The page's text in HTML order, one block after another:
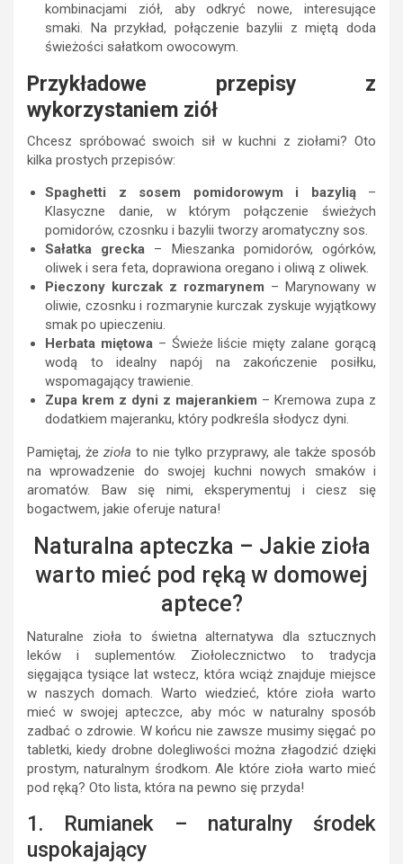
kombinacjami ziół, aby odkryć nowe, interesujące
smaki. Na przykład, połączenie bazylii z miętą doda
świeżości sałatkom owocowym.
Przykładowe przepisy z
wykorzystaniem ziół
Chcesz spróbować swoich sił w kuchni z ziołami? Oto
kilka prostych przepisów:
Spaghetti z sosem pomidorowym i bazylią–
Klasyczne danie, w którym połączenie świeżych
pomidorów, czosnku i bazylii tworzy aromatyczny sos.
Sałatka grecka – Mieszanka pomidorów, ogórków,
oliwek i sera feta, doprawiona oregano i oliwą z oliwek.
Pieczony kurczak z rozmarynem – Marynowany w
oliwie, czosnku i rozmarynie kurczak zyskuje wyjątkowy
smak po upieczeniu.
Herbata miętowa– Świeże liście mięty zalane gorącą
wodą to idealny napój na zakończenie posiłku,
wspomagający trawienie.
Zupa krem z dyni z majerankiem – Kremowa zupa z
dodatkiem majeranku, który podkreśla słodycz dyni.
Pamiętaj, że zioła to nie tylko przyprawy, ale także sposób
na wprowadzenie do swojej kuchni nowych smaków i
aromatów. Baw się nimi, eksperymentuj i ciesz się
bogactwem, jakie oferuje natura!
Naturalna apteczka – Jakie zioła
warto mieć pod ręką w domowej
aptece?
Naturalne zioła to świetna alternatywa dla sztucznych
leków i suplementów. Ziołolecznictwo to tradycja
sięgająca tysiące lat wstecz, która wciąż znajduje miejsce
w naszych domach. Warto wiedzieć, które zioła warto
mieć w swojej apteczce, aby móc w naturalny sposób
zadbać o zdrowie. W końcu nie zawsze musimy sięgać po
tabletki, kiedy drobne dolegliwości można złagodzić dzięki
prostym, naturalnym środkom. Ale które zioła warto mieć
pod ręką? Oto lista, która na pewno się przyda!
1. Rumianek – naturalny środek
uspokajający